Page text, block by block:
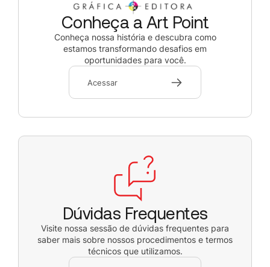
Conheça a Art Point
Conheça nossa história e descubra como
estamos transformando desafios em
oportunidades para você.
Acessar
Dúvidas Frequentes
Visite nossa sessão de dúvidas frequentes para
saber mais sobre nossos procedimentos e termos
técnicos que utilizamos.